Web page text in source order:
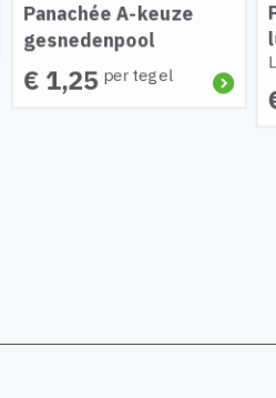
Panachée A-keuze
lussenpool
Lussenpool (bouclé)
€ 1,00 per tegel